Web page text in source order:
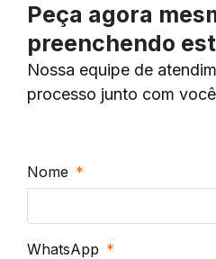
Peça agora
preenchendo
Nossa equipe de
processo junto com
Nome
WhatsApp